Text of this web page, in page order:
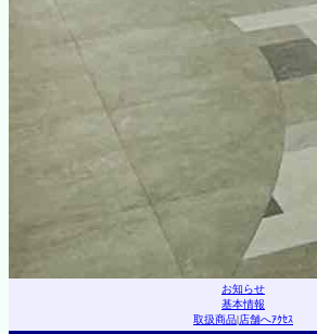
お知らせ
基本情報
取扱商品|店舗へｱｸｾｽ